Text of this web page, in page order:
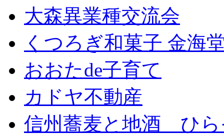
大森異業種交流会
くつろぎ和菓子 金海
おおたde子育て
カドヤ不動産
信州蕎麦と地酒 ひら